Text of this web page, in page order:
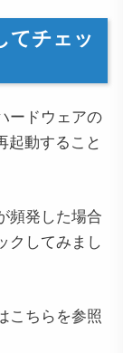
てチェッ
ードウェアの
起動すること
頻発した場合
クしてみまし
こちらを参照